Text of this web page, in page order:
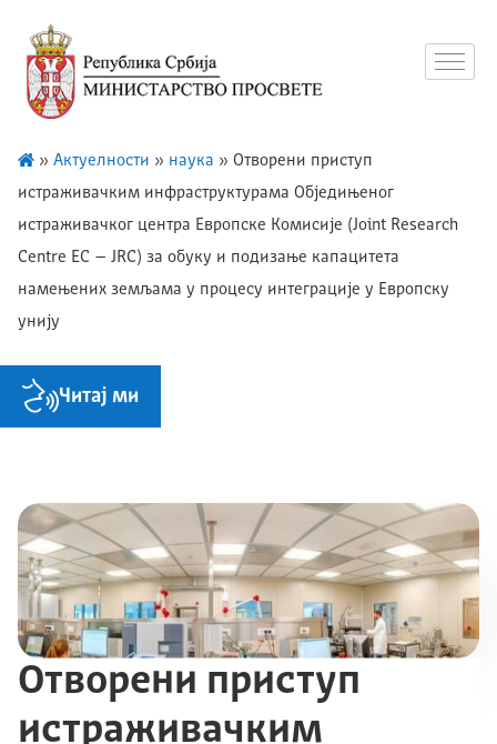
» Актуелности » наука » Отворени приступ
истраживачким инфраструктурама Обједињеног
истраживачког центра Европске Комисије (Joint Research
Centre EC – JRC) за обуку и подизање капацитета
намењених земљама у процесу интеграције у Европску
унију
Читај ми
Отворени приступ
истраживачким